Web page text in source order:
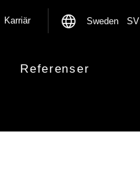
Referenser
Karriär Sweden SV